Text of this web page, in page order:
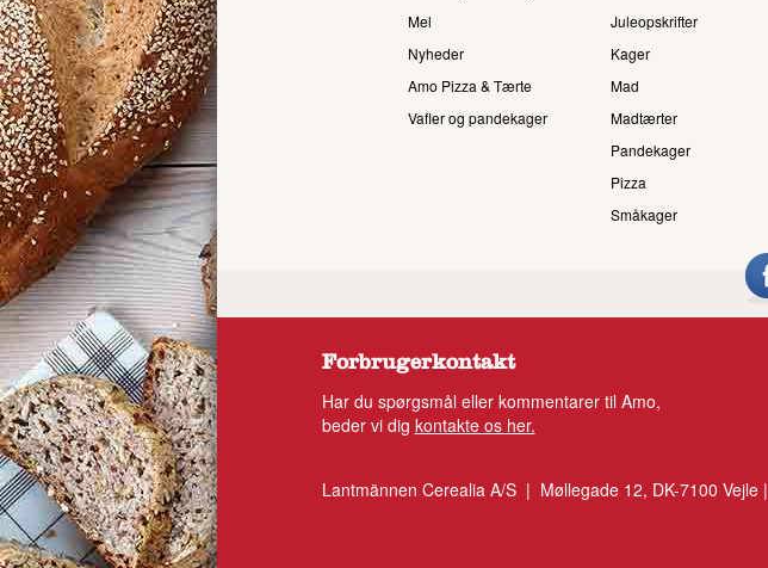
Mel
Nyheder
Amo Pizza & Tærte
Vafler og pandekager
Juleopskrifter
Kager
Mad
Madtærter
Pandekager
Pizza
Småkager
Forbrugerkontakt
Har du spørgsmål eller kommentarer til Amo,
beder vi dig kontakte os her.
Lantmännen Cerealia A/S | Møllegade 12, DK-7100 Vejle |